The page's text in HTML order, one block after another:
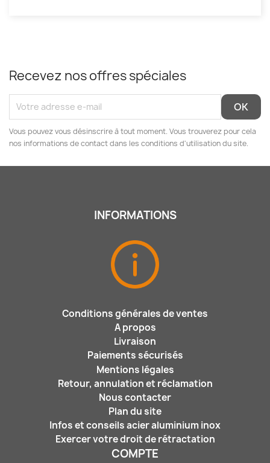
Recevez nos offres spéciales
Vous pouvez vous désinscrire à tout moment. Vous trouverez pour cela
nos informations de contact dans les conditions d'utilisation du site.
INFORMATIONS
Conditions générales de ventes
A propos
Livraison
Paiements sécurisés
Mentions légales
Retour, annulation et réclamation
Nous contacter
Plan du site
Infos et conseils acier aluminium inox
Exercer votre droit de rétractation
COMPTE